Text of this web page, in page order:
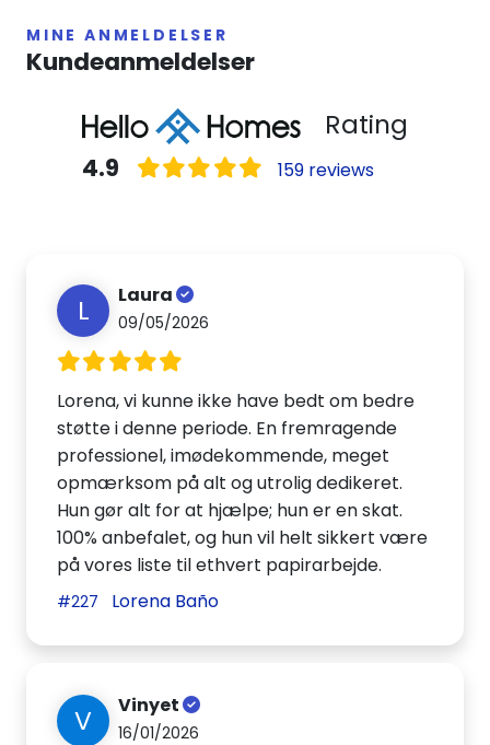
MINE ANMELDELSER
Kundeanmeldelser
Rating
4.9 159 reviews
L Laura
09/05/2026
Lorena, vi kunne ikke have bedt om bedre
støtte i denne periode. En fremragende
professionel, imødekommende, meget
opmærksom på alt og utrolig dedikeret.
Hun gør alt for at hjælpe; hun er en skat.
100% anbefalet, og hun vil helt sikkert være
på vores liste til ethvert papirarbejde.
#227 Lorena Baño
V Vinyet
16/01/2026